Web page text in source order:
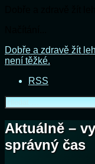
Přejít
k
webu
Dobře a zdravě žít
není těžké.
RSS
Vyhledávání
Aktuálně –
správný čas